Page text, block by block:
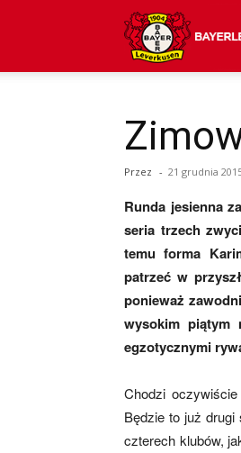
Przez - 21 grudnia
Runda jesienna
seria trzech
temu forma
patrzeć w
ponieważ
wysokim piątym
egzotycznymi
Chodzi
Będzie to już
czterech klubów,